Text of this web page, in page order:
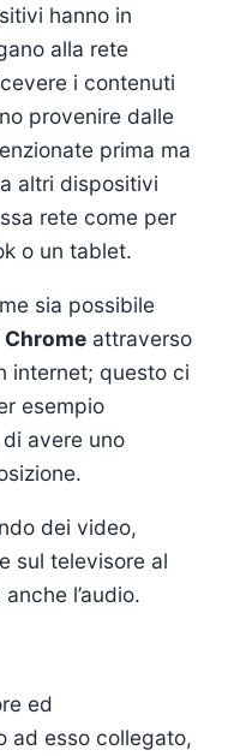
hanno in
alla rete
i contenuti
provenire dalle
prima ma
altri dispositivi
rete come per
o un tablet.
sia possibile
attraverso
internet; questo ci
esempio
avere uno
dei video,
sul televisore al
l’audio.
ed
ad esso collegato,